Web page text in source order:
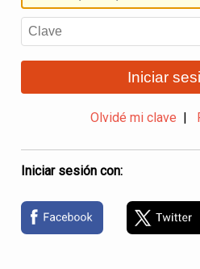
Iniciar
Olvidé mi clave
Iniciar sesión con: